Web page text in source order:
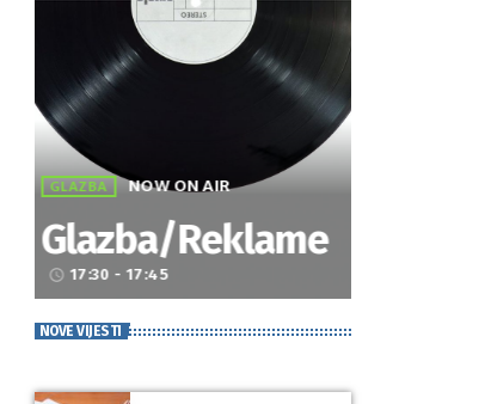
GLAZBA NOW ON AIR
Glazba/Reklame
access_time 17:30 - 17:45
NOVE VIJESTI